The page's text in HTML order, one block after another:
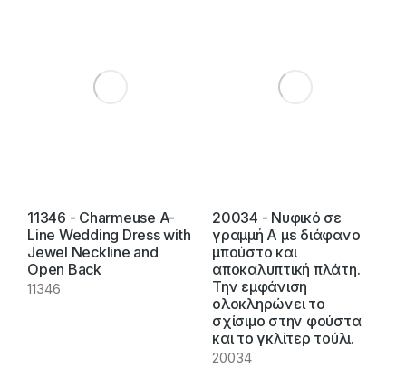
11346 - Charmeuse A-
Line Wedding Dress with
Jewel Neckline and
Open Back
11346
20034 - Νυφικό σε
γραμμή Α με διάφανο
μπούστο και
αποκαλυπτική πλάτη.
Την εμφάνιση
ολοκληρώνει το
σχίσιμο στην φούστα
και το γκλίτερ τούλι.
20034